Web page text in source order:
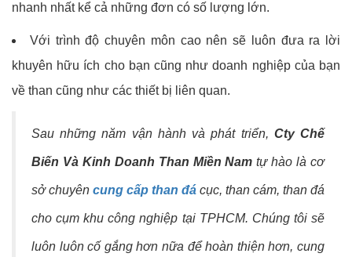
nhanh nhất kể cả những đơn có số lượng lớn.
Với trình độ chuyên môn cao nên sẽ luôn đưa ra lời
khuyên hữu ích cho bạn cũng như doanh nghiệp của bạn
về than cũng như các thiết bị liên quan.
Sau những năm vận hành và phát triển, Cty Chế
Biến Và Kinh Doanh Than Miền Nam tự hào là cơ
sở chuyên cung cấp than đá cục, than cám, than đá
cho cụm khu công nghiệp tại TPHCM. Chúng tôi sẽ
luôn luôn cố gắng hơn nữa để hoàn thiện hơn, cung